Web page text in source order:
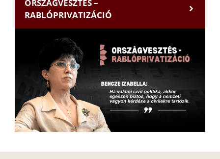
ORSZÁGVESZTÉS –
RABLÓPRIVATIZÁCIÓ